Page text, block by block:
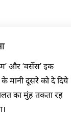
और ‘वर्सेस’ इक
दूसरे को दे दिये
का मुंह तकता रह